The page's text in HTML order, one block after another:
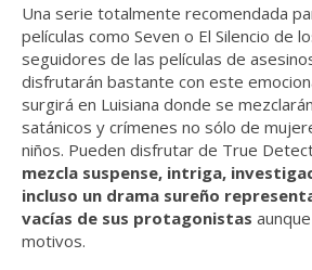
Una serie totalmente recomendada
películas como Seven o El Silencio de
seguidores de las películas de
disfrutarán bastante con este
surgirá en Luisiana donde se
satánicos y crímenes no sólo de
niños. Pueden disfrutar de True
mezcla suspense, intriga,
incluso un drama sureño
vacías de sus protagonistas
motivos.